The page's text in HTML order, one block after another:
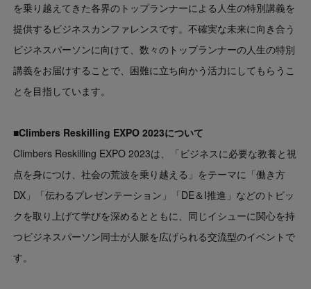
を乗り越えてきた各界のトップランナーによる人生の特別講義を
提供するビジネスカンファレンスです。不確実な未来に向き合う
ビジネスパーソンに向けて、数々のトップランナーの人生の特別
講義をお届けすることで、困難に立ち向かう活力にしてもらうこ
とを目指しています。
■Climbers Reskilling EXPO 2023について
Climbers Reskilling EXPO 2023は、「ビジネスに必要な教養と視
点を身につけ、社会の荒波を乗り越える」をテーマに「働き方
DX」「伝わるプレゼンテーション」「DE＆I推進」などのトピッ
クを取り上げて学びを深めるとともに、同じイシューに関心を持
つビジネスパーソン同士が人脈を広げられる交流型のイベントで
す。